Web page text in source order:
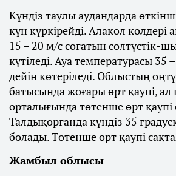
Күндіз таулы аудандарда
күн күркірейді. Алакөл көлдері
15 – 20 м/с соғатын солтүстік-
күтіледі. Ауа температурасы 35
дейін көтеріледі. Облыстың
батысында жоғары өрт қаупі,
орталығында төтенше өрт қаупі
Талдықорғанда күндіз 35
болады. Төтенше өрт қаупі
Жамбыл облысы